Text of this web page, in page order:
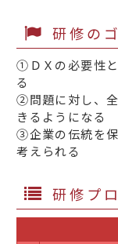
研修の
①ＤＸの必要性
る
②問題に対し、
きるようになる
③企業の伝統を
考えられる
研修プ